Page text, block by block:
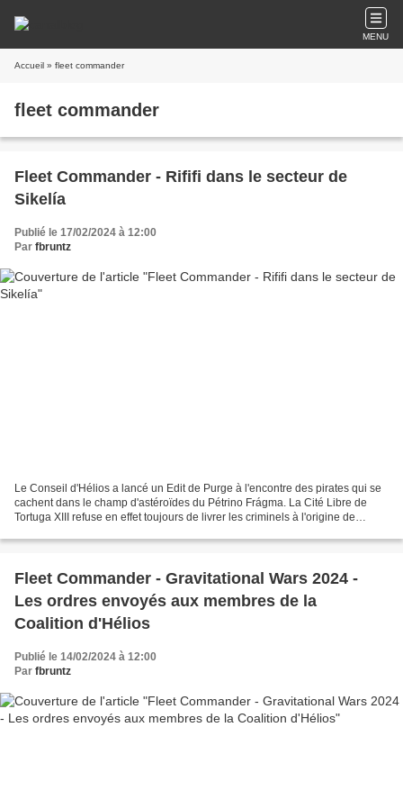
MENU
Accueil » fleet commander
fleet commander
Fleet Commander - Rififi dans le secteur de
Sikelía
Publié le 17/02/2024 à 12:00
Par fbruntz
Le Conseil d'Hélios a lancé un Edit de Purge à l'encontre des pirates qui se
cachent dans le champ d'astéroïdes du Pétrino Frágma. La Cité Libre de
Tortuga XIII refuse en effet toujours de livrer les criminels à l'origine de
Fleet Commander - Gravitational Wars 2024 -
Les ordres envoyés aux membres de la
Coalition d'Hélios
Publié le 14/02/2024 à 12:00
Par fbruntz